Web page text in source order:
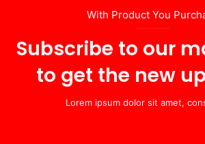
With Product You
Subscribe to our
to get the new
Lorem ipsum dolor sit amet,